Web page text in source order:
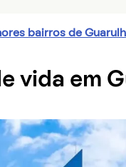
bairros de
vida em